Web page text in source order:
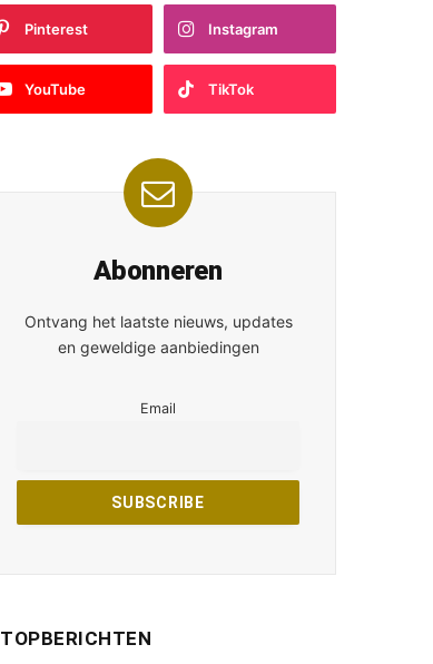
Pinterest Instagram
YouTube TikTok
Abonneren
Ontvang het laatste nieuws, updates
en geweldige aanbiedingen
Email
TOPBERICHTEN